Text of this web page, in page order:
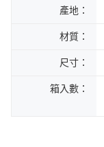
產地：
材質：
尺寸：
箱入數：